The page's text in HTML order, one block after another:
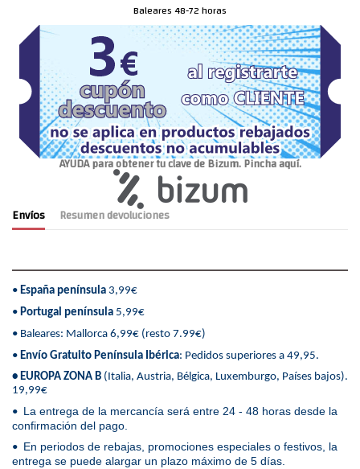
Baleares 48-72 horas
AYUDA para obtener tu clave de Bizum. Pincha aquí.
Envíos Resumen devoluciones
• España península 3,99€
• Portugal península 5,99€
• Baleares: Mallorca 6,99€ (resto 7.99€)
• Envío Gratuito Península Ibérica: Pedidos superiores a 49,95.
• EUROPA ZONA B (Italia, Austria, Bélgica, Luxemburgo, Países bajos).
19,99€
• La entrega de la mercancía será entre 24 - 48 horas desde la
confirmación del pago.
• En periodos de rebajas, promociones especiales o festivos, la
entrega se puede alargar un plazo máximo de 5 días.